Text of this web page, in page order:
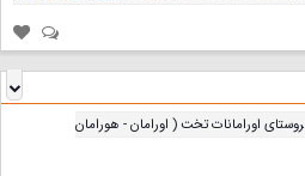
روستای اورامانات تخت ( اورامان - هورامان